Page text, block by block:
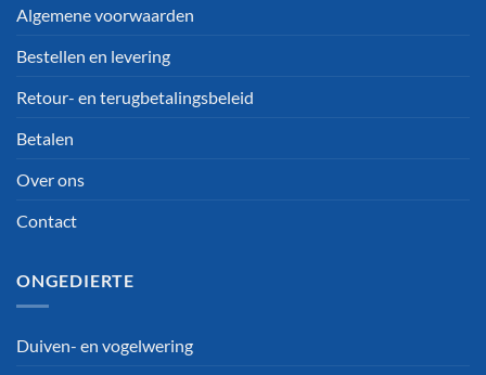
Algemene voorwaarden
Bestellen en levering
Retour- en terugbetalingsbeleid
Betalen
Over ons
Contact
ONGEDIERTE
Duiven- en vogelwering